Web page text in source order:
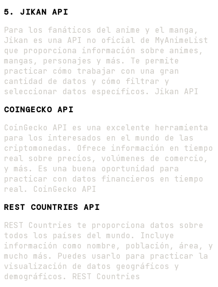
5. JIKAN API
Para los fanáticos del anime y el manga,
Jikan es una API no oficial de MyAnimeList
que proporciona información sobre animes,
mangas, personajes y más. Te permite
practicar cómo trabajar con una gran
cantidad de datos y cómo filtrar y
seleccionar datos específicos. Jikan API
COINGECKO API
CoinGecko API es una excelente herramienta
para los interesados en el mundo de las
criptomonedas. Ofrece información en tiempo
real sobre precios, volúmenes de comercio,
y más. Es una buena oportunidad para
practicar con datos financieros en tiempo
real. CoinGecko API
REST COUNTRIES API
REST Countries te proporciona datos sobre
todos los países del mundo. Incluye
información como nombre, población, área, y
mucho más. Puedes usarlo para practicar la
visualización de datos geográficos y
demográficos. REST Countries